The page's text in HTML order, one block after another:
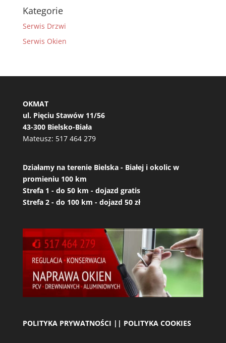
Kategorie
Serwis Drzwi
Serwis Okien
OKMAT
ul. Pięciu Stawów 11/56
43-300 Bielsko-Biała
Mateusz: 517 464 279
Działamy na terenie Bielska - Białej i okolic w
promieniu 100 km
Strefa 1 - do 50 km - dojazd gratis
Strefa 2 - do 100 km - dojazd 50 zł
POLITYKA PRYWATNOŚCI || POLITYKA COOKIES